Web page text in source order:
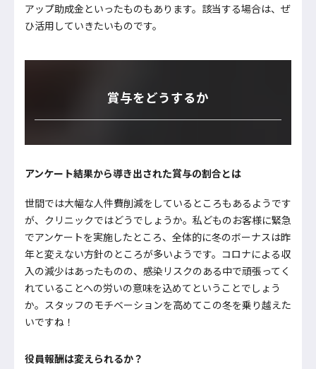
アップ助成金といったものもあります。該当する場合は、ぜ
ひ活用していきたいものです。
賞与をどうするか
アンケート結果から導き出された賞与の割合とは
世間では大幅な人件費削減をしているところもあるようです
が、クリニックではどうでしょうか。私どものお客様に緊急
でアンケートを実施したところ、全体的に冬のボーナスは昨
年と変えない方針のところが多いようです。コロナによる収
入の減少はあったものの、感染リスクのある中で頑張ってく
れていることへの労いの意味を込めてということでしょう
か。スタッフのモチベーションを高めてこの冬を乗り越えた
いですね！
役員報酬は変えられるか？